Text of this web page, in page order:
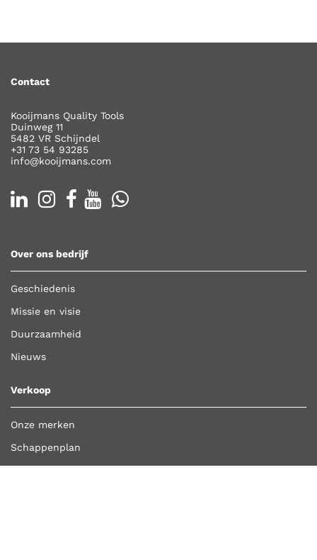
Contact
Kooijmans Quality Tools
Duinweg 11
5482 VR Schijndel
+31 73 54 93285
info@kooijmans.com
Over ons bedrijf
Geschiedenis
Missie en visie
Duurzaamheid
Nieuws
Verkoop
Onze merken
Schappenplan